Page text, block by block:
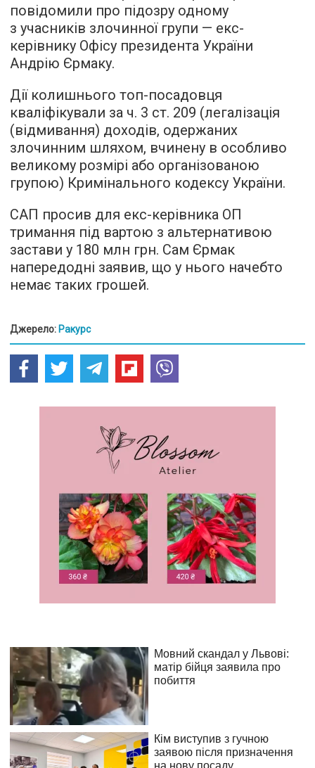
повідомили про підозру одному
з учасників злочинної групи — екс-
керівнику Офісу президента України
Андрію Єрмаку.
Дії колишнього топ-посадовця
кваліфікували за ч. 3 ст. 209 (легалізація
(відмивання) доходів, одержаних
злочинним шляхом, вчинену в особливо
великому розмірі або організованою
групою) Кримінального кодексу України.
САП просив для екс-керівника ОП
тримання під вартою з альтернативою
застави у 180 млн грн. Сам Єрмак
напередодні заявив, що у нього начебто
немає таких грошей.
Джерело: Ракурс